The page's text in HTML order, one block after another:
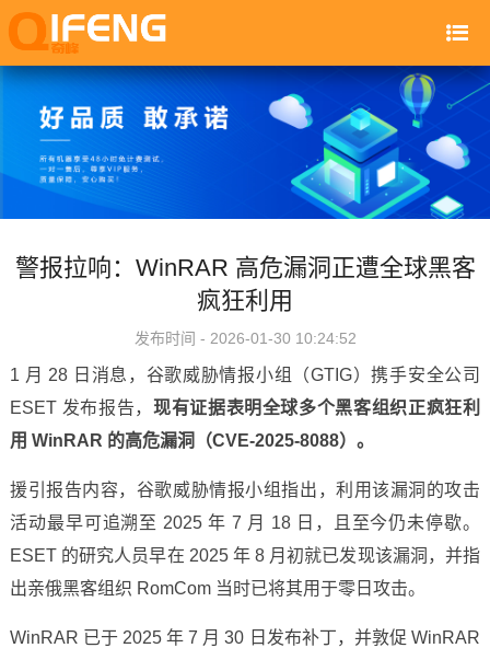
警报拉响：WinRAR 高危漏洞正遭全球黑客
疯狂利用
发布时间 - 2026-01-30 10:24:52
1 月 28 日消息，谷歌威胁情报小组（GTIG）携手安全公司
ESET 发布报告， 现有证据表明全球多个黑客组织正疯狂利
用 WinRAR 的高危漏洞（CVE-2025-8088）。
援引报告内容，谷歌威胁情报小组指出，利用该漏洞的攻击
活动最早可追溯至 2025 年 7 月 18 日，且至今仍未停歇。
ESET 的研究人员早在 2025 年 8 月初就已发现该漏洞，并指
出亲俄黑客组织 RomCom 当时已将其用于零日攻击。
WinRAR 已于 2025 年 7 月 30 日发布补丁，并敦促 WinRAR